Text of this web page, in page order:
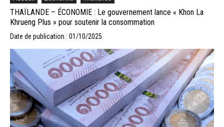
THAÏLANDE – ÉCONOMIE : Le gouvernement lance « Khon La
Khrueng Plus » pour soutenir la consommation
Date de publication : 01/10/2025